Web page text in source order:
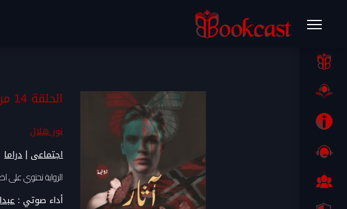
الحلقة 14 من آثار جانبية
نور هلال
اجتماعى |دراما
الرواية تحتوي
أداء صوتي :